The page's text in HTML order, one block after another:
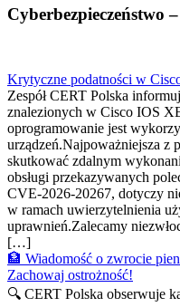
Cyberbezpieczeństwo
Krytyczne podatności w
Zespół CERT Polska
znalezionych w Cisco IOS
oprogramowanie jest
urządzeń.Najpoważniejsza z
skutkować zdalnym
obsługi przekazywanych
CVE-2026-20267, dotyczy
w ramach uwierzytelnienia
uprawnień.Zalecamy
[…]
🏦 Wiadomość o zwrocie
Zachowaj ostrożność!
🔍 CERT Polska obserwuje